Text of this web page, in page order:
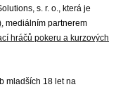
s. r. o., která je
, mediálním partnerem
hráčů pokeru a kurzových
mladších 18 let na